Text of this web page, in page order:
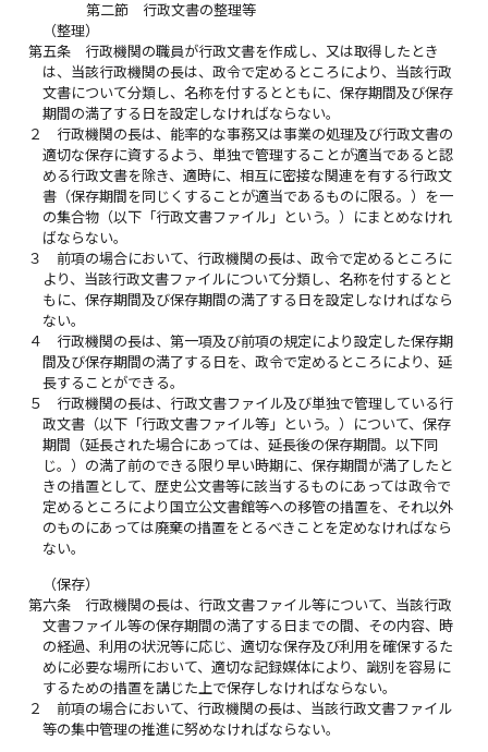
第二節 行政文書の整理等
（整理）
第五条
行政機関の職員が行政文書を作成し、又は取得したとき
は、当該行政機関の長は、政令で定めるところにより、当該行政
文書について分類し、名称を付するとともに、保存期間及び保存
期間の満了する日を設定しなければならない。
２
行政機関の長は、能率的な事務又は事業の処理及び行政文書の
適切な保存に資するよう、単独で管理することが適当であると認
める行政文書を除き、適時に、相互に密接な関連を有する行政文
書（保存期間を同じくすることが適当であるものに限る。）を一
の集合物（以下「行政文書ファイル」という。）にまとめなけれ
ばならない。
３
前項の場合において、行政機関の長は、政令で定めるところに
より、当該行政文書ファイルについて分類し、名称を付するとと
もに、保存期間及び保存期間の満了する日を設定しなければなら
ない。
４
行政機関の長は、第一項及び前項の規定により設定した保存期
間及び保存期間の満了する日を、政令で定めるところにより、延
長することができる。
５
行政機関の長は、行政文書ファイル及び単独で管理している行
政文書（以下「行政文書ファイル等」という。）について、保存
期間（延長された場合にあっては、延長後の保存期間。以下同
じ。）の満了前のできる限り早い時期に、保存期間が満了したと
きの措置として、歴史公文書等に該当するものにあっては政令で
定めるところにより国立公文書館等への移管の措置を、それ以外
のものにあっては廃棄の措置をとるべきことを定めなければなら
ない。
（保存）
第六条
行政機関の長は、行政文書ファイル等について、当該行政
文書ファイル等の保存期間の満了する日までの間、その内容、時
の経過、利用の状況等に応じ、適切な保存及び利用を確保するた
めに必要な場所において、適切な記録媒体により、識別を容易に
するための措置を講じた上で保存しなければならない。
２
前項の場合において、行政機関の長は、当該行政文書ファイル
等の集中管理の推進に努めなければならない。